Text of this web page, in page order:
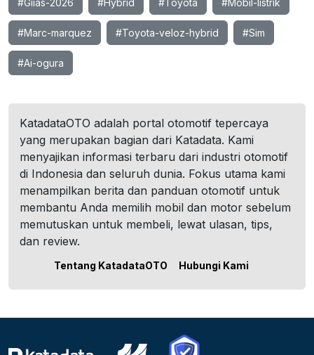
#Giias-2026 #Hybrid #Toyota #Mobil-listrik
#Marc-marquez #Toyota-veloz-hybrid #Sim
#Ai-ogura
KatadataOTO adalah portal otomotif tepercaya
yang merupakan bagian dari Katadata. Kami
menyajikan informasi terbaru dari industri otomotif
di Indonesia dan seluruh dunia. Fokus utama kami
menampilkan berita dan panduan otomotif untuk
membantu Anda memilih mobil dan motor sebelum
memutuskan untuk membeli, lewat ulasan, tips,
dan review.
Tentang KatadataOTO Hubungi Kami